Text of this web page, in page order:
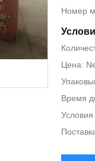
Номер
Цена:
Время